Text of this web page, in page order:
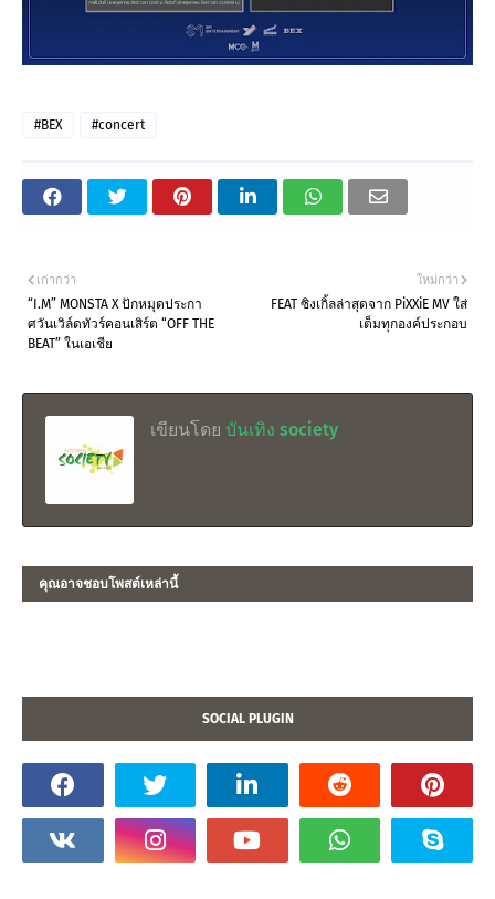
#BEX #concert
ใหม่กว่า
FEAT ซิงเกิ้ลล่าสุดจาก PiXXiE MV ใส่
เต็มทุกองค์ประกอบ
เก่ากว่า
“I.M” MONSTA X ปักหมุดประกา
ศวันเวิล์ดทัวร์คอนเสิร์ต “OFF THE
BEAT” ในเอเชีย
เขียนโดย บันเทิง society
คุณอาจชอบโพสต์เหล่านี้
SOCIAL PLUGIN